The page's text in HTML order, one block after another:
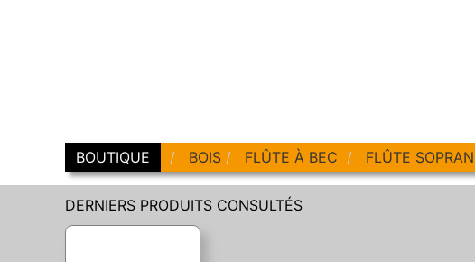
BOUTIQUE BOIS FLÛTE À BEC FLÛTE
DERNIERS PRODUITS CONSULTÉS